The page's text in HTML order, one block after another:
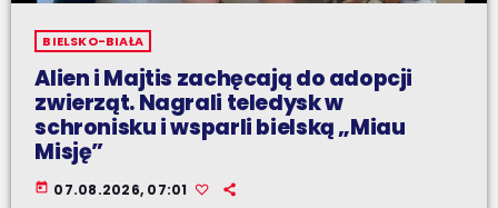
BIELSKO-BIAŁA
Alien i Majtis zachęcają do adopcji
zwierząt. Nagrali teledysk w
schronisku i wsparli bielską „Miau
Misję”
today 07.08.2026, 07:01